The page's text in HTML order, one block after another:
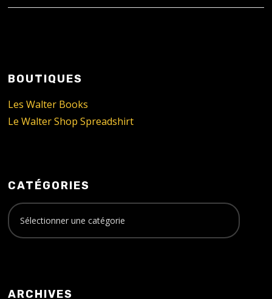
BOUTIQUES
Les Walter Books
Le Walter Shop Spreadshirt
CATÉGORIES
ARCHIVES